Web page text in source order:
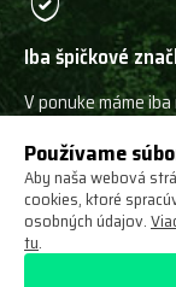
Iba špičkové
V ponuke máme
Ochrana
Používame
Aby naša webová
cookies, ktoré
osobných údajov.
tu.